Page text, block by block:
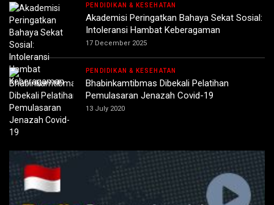
PENDIDIKAN & KESEHATAN
Akademisi Peringatkan Bahaya Sekat Sosial:
Intoleransi Hambat Keberagaman
17 December 2025
PENDIDIKAN & KESEHATAN
Bhabinkamtibmas Dibekali Pelatihan
Pemulasaran Jenazah Covid-19
13 July 2020